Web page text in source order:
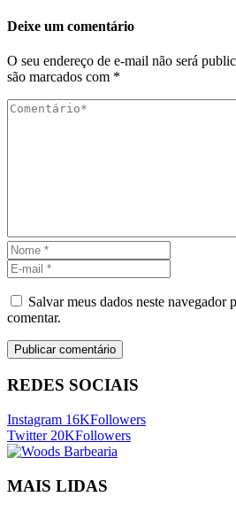
Deixe um comentário
O seu endereço de e-mail não será
são marcados com *
Salvar meus dados neste navegador
comentar.
REDES SOCIAIS
Instagram 16KFollowers
Twitter 20KFollowers
MAIS LIDAS